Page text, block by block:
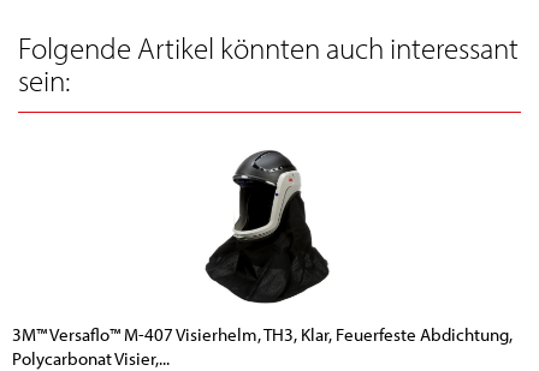
Folgende Artikel könnten auch interessant
sein:
3M™ Versaflo™ M-407 Visierhelm, TH3, Klar, Feuerfeste Abdichtung,
Polycarbonat Visier,...